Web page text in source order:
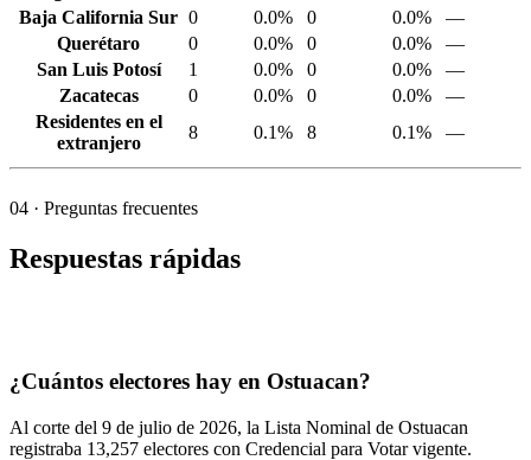
Baja California Sur 0 0.0% 0 0.0%
—
Querétaro
0 0.0% 0 0.0%
—
San Luis Potosí
1 0.0% 0 0.0%
—
Zacatecas
0 0.0% 0 0.0%
—
Residentes en el
extranjero
8 0.1% 8 0.1% —
04 · Preguntas frecuentes
Respuestas rápidas
¿Cuántos electores hay en Ostuacan?
Al corte del 9 de julio de 2026, la Lista Nominal de Ostuacan
registraba 13,257 electores con Credencial para Votar vigente.